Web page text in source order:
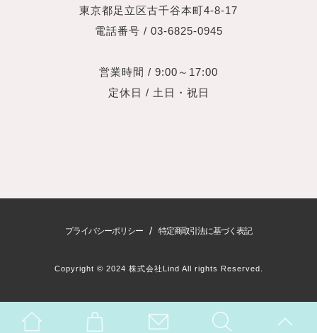
東京都足立区古千谷本町4‐8‐17
電話番号 / 03-6825-0945
営業時間 / 9:00～17:00
定休日 / 土日・祝日
プライバシーポリシー / 特定商取引法に基づく表記
Copyright © 2024 株式会社Lind All rights Reserved.